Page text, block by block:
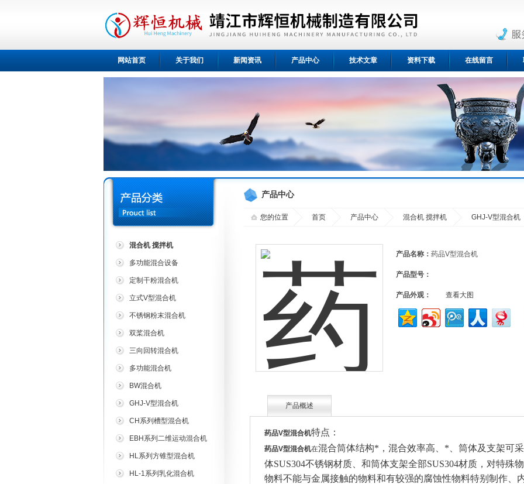
网站首页 关于我们 新闻资讯 产品中心 技术文章 资料下载 在线留言
混合机 搅拌机
多功能混合设备
定制干粉混合机
立式V型混合机
不锈钢粉末混合机
双桨混合机
三向回转混合机
多功能混合机
BW混合机
GHJ-V型混合机
CH系列槽型混合机
EBH系列二维运动混合机
HL系列方锥型混合机
HL-1系列乳化混合机
产品中心
您的位置 首页 产品中心 混合机 搅拌机 GHJ-V型混合机
产品名称： 药品V型混合机
产品型号：
产品外观： 查看大图
产品概述
药品V型混合机特点：
药品V型混合机在混合筒体结构*，混合效率高、*、筒体及支架可
体SUS304不锈钢材质、和筒体支架全部SUS304材质，对特殊
物料不能与金属接触的物料和有较强的腐蚀性物料特别制作、